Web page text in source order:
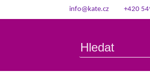
info@kate.cz +420